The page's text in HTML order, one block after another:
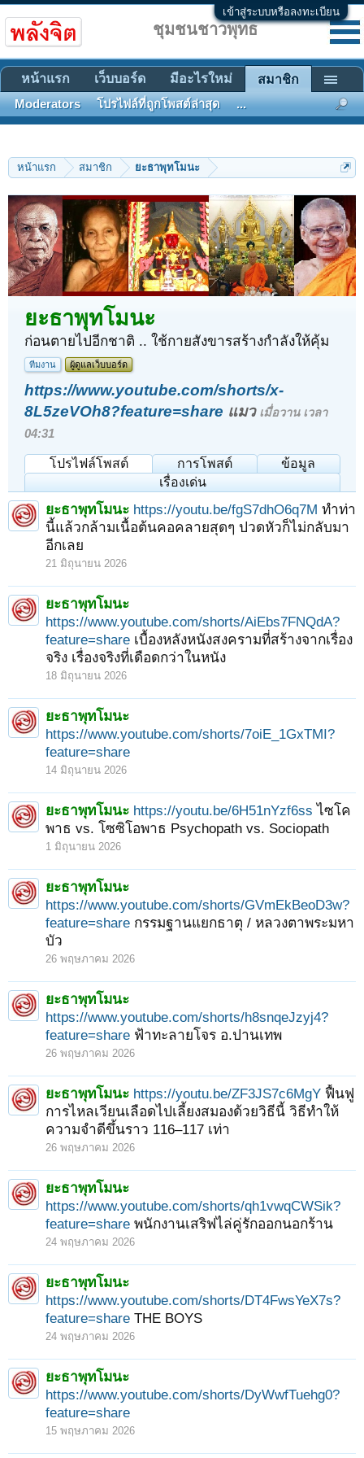
เข้าสู่ระบบหรือลงทะเบียน
หน้าแรก สมาชิก ยะธาพุทโมนะ
ยะธาพุทโมนะ
ก่อนตายไปอีกชาติ .. ใช้กายสังขารสร้างกำลังให้คุ้ม
ทีมงาน ผู้ดูแลเว็บบอร์ด
https://www.youtube.com/shorts/x-
8L5zeVOh8?feature=share แมว เมื่อวาน เวลา
04:31
โปรไฟล์โพสต์ การโพสต์
ข้อมูล
เรื่องเด่น
ยะธาพุทโมนะ https://youtu.be/fgS7dhO6q7M ทำท่า
นี้แล้วกล้ามเนื้อต้นคอคลายสุดๆ ปวดหัวก็ไม่กลับมา
อีกเลย
21 มิถุนายน 2026
ยะธาพุทโมนะ
https://www.youtube.com/shorts/AiEbs7FNQdA?
feature=share เบื้องหลังหนังสงครามที่สร้างจากเรื่อง
จริง เรื่องจริงที่เดือดกว่าในหนัง
18 มิถุนายน 2026
ยะธาพุทโมนะ
https://www.youtube.com/shorts/7oiE_1GxTMI?
feature=share
14 มิถุนายน 2026
ยะธาพุทโมนะ https://youtu.be/6H51nYzf6ss ไซโค
พาธ vs. โซซิโอพาธ Psychopath vs. Sociopath
1 มิถุนายน 2026
ยะธาพุทโมนะ
https://www.youtube.com/shorts/GVmEkBeoD3w?
feature=share กรรมฐานแยกธาตุ / หลวงตาพระมหา
บัว
26 พฤษภาคม 2026
ยะธาพุทโมนะ
https://www.youtube.com/shorts/h8snqeJzyj4?
feature=share ฟ้าทะลายโจร อ.ปานเทพ
26 พฤษภาคม 2026
ยะธาพุทโมนะ https://youtu.be/ZF3JS7c6MgY ฟื้นฟู
การไหลเวียนเลือดไปเลี้ยงสมองด้วยวิธีนี้ วิธีทำให้
ความจำดีขึ้นราว 116–117 เท่า
26 พฤษภาคม 2026
ยะธาพุทโมนะ
https://www.youtube.com/shorts/qh1vwqCWSik?
feature=share พนักงานเสริฟไล่คู่รักออกนอกร้าน
24 พฤษภาคม 2026
ยะธาพุทโมนะ
https://www.youtube.com/shorts/DT4FwsYeX7s?
feature=share THE BOYS
24 พฤษภาคม 2026
ยะธาพุทโมนะ
https://www.youtube.com/shorts/DyWwfTuehg0?
feature=share
15 พฤษภาคม 2026
ชุมชนชาวพุทธ
หน้าแรก เว็บบอร์ด มีอะไรใหม่ สมาชิก
Moderators โปรไฟล์ที่ถูกโพสต์ล่าสุด ...